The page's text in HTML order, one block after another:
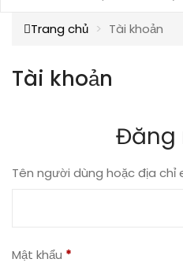
Trang chủ Tài khoản
Tài khoản
Đăng
Tên người dùng hoặc địa chỉ
Mật khẩu *